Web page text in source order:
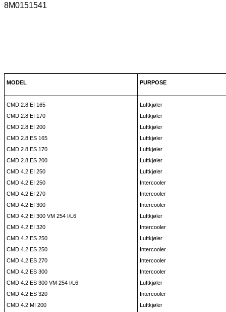
8M0151541
MODEL PURPOSE
CMD 2.8 EI 165
CMD 2.8 EI 170
CMD 2.8 EI 200
CMD 2.8 ES 165
CMD 2.8 ES 170
CMD 2.8 ES 200
CMD 4.2 EI 250
CMD 4.2 EI 250
CMD 4.2 EI 270
CMD 4.2 EI 300
CMD 4.2 EI 300 VM 254 I/L6
CMD 4.2 EI 320
CMD 4.2 ES 250
CMD 4.2 ES 250
CMD 4.2 ES 270
CMD 4.2 ES 300
CMD 4.2 ES 300 VM 254 I/L6
CMD 4.2 ES 320
CMD 4.2 MI 200
Luftkjøler
Luftkjøler
Luftkjøler
Luftkjøler
Luftkjøler
Luftkjøler
Luftkjøler
Intercooler
Intercooler
Intercooler
Luftkjøler
Intercooler
Luftkjøler
Intercooler
Intercooler
Intercooler
Luftkjøler
Intercooler
Luftkjøler